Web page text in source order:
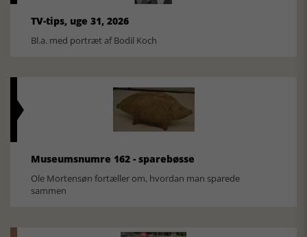
TV-tips, uge 31, 2026
Bl.a. med portræt af Bodil Koch
Museumsnumre 162 - sparebøsse
Ole Mortensøn fortæller om, hvordan man sparede
sammen